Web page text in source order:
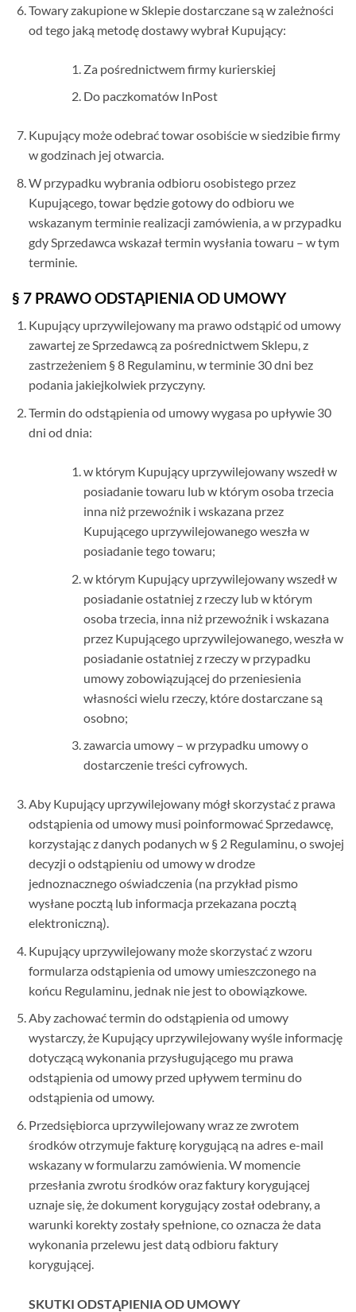
Towary zakupione w Sklepie dostarczane są w zależności
od tego jaką metodę dostawy wybrał Kupujący:
Za pośrednictwem firmy kurierskiej
Do paczkomatów InPost
Kupujący może odebrać towar osobiście w siedzibie firmy
w godzinach jej otwarcia.
W przypadku wybrania odbioru osobistego przez
Kupującego, towar będzie gotowy do odbioru we
wskazanym terminie realizacji zamówienia, a w przypadku
gdy Sprzedawca wskazał termin wysłania towaru – w tym
terminie.
§ 7 PRAWO ODSTĄPIENIA OD UMOWY
Kupujący uprzywilejowany ma prawo odstąpić od umowy
zawartej ze Sprzedawcą za pośrednictwem Sklepu, z
zastrzeżeniem § 8 Regulaminu, w terminie 30 dni bez
podania jakiejkolwiek przyczyny.
Termin do odstąpienia od umowy wygasa po upływie 30
dni od dnia:
w którym Kupujący uprzywilejowany wszedł w
posiadanie towaru lub w którym osoba trzecia
inna niż przewoźnik i wskazana przez
Kupującego uprzywilejowanego weszła w
posiadanie tego towaru;
w którym Kupujący uprzywilejowany wszedł w
posiadanie ostatniej z rzeczy lub w którym
osoba trzecia, inna niż przewoźnik i wskazana
przez Kupującego uprzywilejowanego, weszła w
posiadanie ostatniej z rzeczy w przypadku
umowy zobowiązującej do przeniesienia
własności wielu rzeczy, które dostarczane są
osobno;
zawarcia umowy – w przypadku umowy o
dostarczenie treści cyfrowych.
Aby Kupujący uprzywilejowany mógł skorzystać z prawa
odstąpienia od umowy musi poinformować Sprzedawcę,
korzystając z danych podanych w § 2 Regulaminu, o swojej
decyzji o odstąpieniu od umowy w drodze
jednoznacznego oświadczenia (na przykład pismo
wysłane pocztą lub informacja przekazana pocztą
elektroniczną).
Kupujący uprzywilejowany może skorzystać z wzoru
formularza odstąpienia od umowy umieszczonego na
końcu Regulaminu, jednak nie jest to obowiązkowe.
Aby zachować termin do odstąpienia od umowy
wystarczy, że Kupujący uprzywilejowany wyśle informację
dotyczącą wykonania przysługującego mu prawa
odstąpienia od umowy przed upływem terminu do
odstąpienia od umowy.
Przedsiębiorca uprzywilejowany wraz ze zwrotem
środków otrzymuje fakturę korygującą na adres e-mail
wskazany w formularzu zamówienia. W momencie
przesłania zwrotu środków oraz faktury korygującej
uznaje się, że dokument korygujący został odebrany, a
warunki korekty zostały spełnione, co oznacza że data
wykonania przelewu jest datą odbioru faktury
korygującej.
SKUTKI ODSTĄPIENIA OD UMOWY